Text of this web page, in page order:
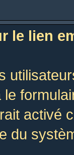
le lien
activé
du